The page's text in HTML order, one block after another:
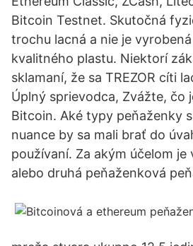
Bitcoin Testnet. Skutočná
trochu lacná a nie je
kvalitného plastu. Niektorí
sklamaní, že sa TREZOR cíti
Úplný sprievodca, Zvážte, čo
Bitcoin. Aké typy peňaženky
nuance by sa mali brať do
používaní. Za akým účelom je
alebo druhá peňaženková